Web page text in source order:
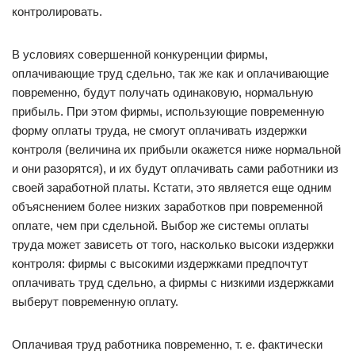
контролировать.
В условиях совершенной конкуренции фирмы,
оплачивающие труд сдельно, так же как и оплачивающие
повременно, будут получать одинаковую, нормальную
прибыль. При этом фирмы, использующие повременную
форму оплаты труда, не смогут оплачивать издержки
контроля (величина их прибыли окажется ниже нормальной
и они разорятся), и их будут оплачивать сами работники из
своей заработной платы. Кстати, это является еще одним
объяснением более низких заработков при повременной
оплате, чем при сдельной. Выбор же системы оплаты
труда может зависеть от того, насколько высоки издержки
контроля: фирмы с высокими издержками предпочтут
оплачивать труд сдельно, а фирмы с низкими издержками
выберут повременную оплату.
Оплачивая труд работника повременно, т. е. фактически